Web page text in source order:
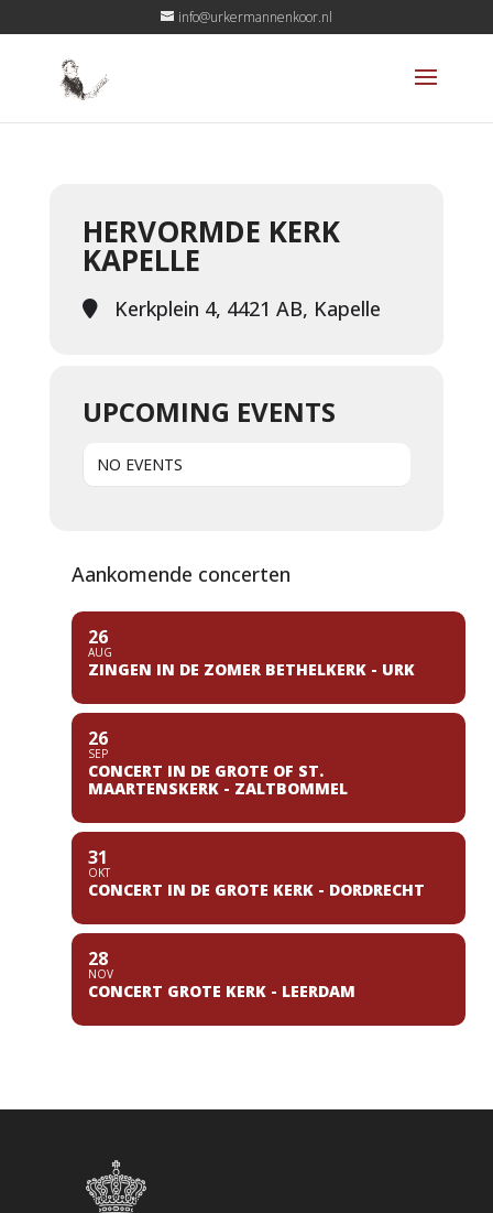
info@urkermannenkoor.nl
HERVORMDE KERK
KAPELLE
Kerkplein 4, 4421 AB, Kapelle
UPCOMING EVENTS
NO EVENTS
Aankomende concerten
26
AUG
ZINGEN IN DE ZOMER BETHELKERK - URK
26
SEP
CONCERT IN DE GROTE OF ST.
MAARTENSKERK - ZALTBOMMEL
31
OKT
CONCERT IN DE GROTE KERK - DORDRECHT
28
NOV
CONCERT GROTE KERK - LEERDAM